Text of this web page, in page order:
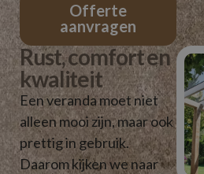
Offerte
aanvragen
Rust, comfort en
kwaliteit
Een veranda moet niet
alleen mooi zijn, maar ook
prettig in gebruik.
Daarom kijken we naar